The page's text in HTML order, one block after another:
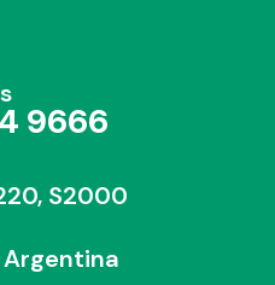
9666
S2000
Argentina